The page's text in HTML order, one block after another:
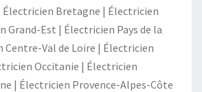
Électricien Bretagne | Électricien
Grand-Est | Électricien Pays de la
Centre-Val de Loire | Électricien
Occitanie | Électricien
| Électricien Provence-Alpes-Côte